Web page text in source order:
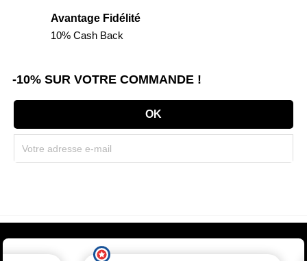
Avantage Fidélité
10% Cash Back
-10% SUR VOTRE COMMANDE !